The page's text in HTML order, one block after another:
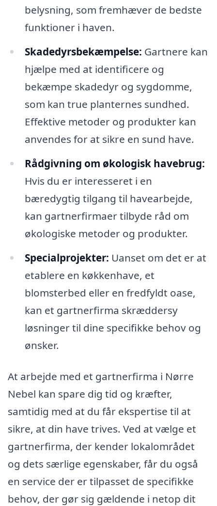
belysning, som fremhæver de bedste
funktioner i haven.
Skadedyrsbekæmpelse: Gartnere kan
hjælpe med at identificere og
bekæmpe skadedyr og sygdomme,
som kan true planternes sundhed.
Effektive metoder og produkter kan
anvendes for at sikre en sund have.
Rådgivning om økologisk havebrug:
Hvis du er interesseret i en
bæredygtig tilgang til havearbejde,
kan gartnerfirmaer tilbyde råd om
økologiske metoder og produkter.
Specialprojekter: Uanset om det er at
etablere en køkkenhave, et
blomsterbed eller en fredfyldt oase,
kan et gartnerfirma skræddersy
løsninger til dine specifikke behov og
ønsker.
At arbejde med et gartnerfirma i Nørre
Nebel kan spare dig tid og kræfter,
samtidig med at du får ekspertise til at
sikre, at din have trives. Ved at vælge et
gartnerfirma, der kender lokalområdet
og dets særlige egenskaber, får du også
en service der er tilpasset de specifikke
behov, der gør sig gældende i netop dit